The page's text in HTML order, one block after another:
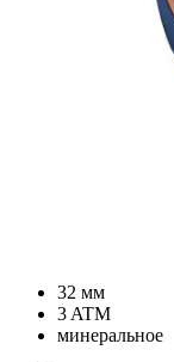
32 мм
3 ATM
минеральное